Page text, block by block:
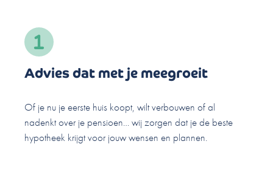
Advies dat met je meegroeit
Of je nu je eerste huis koopt, wilt verbouwen of al
nadenkt over je pensioen… wij zorgen dat je de beste
hypotheek krijgt voor jouw wensen en plannen.